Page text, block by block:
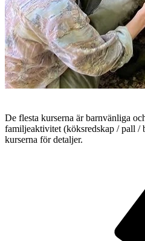
De flesta kurserna är barnvänliga
familjeaktivitet (köksredskap / pall /
kurserna för detaljer.